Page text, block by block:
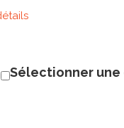
Sélectionner